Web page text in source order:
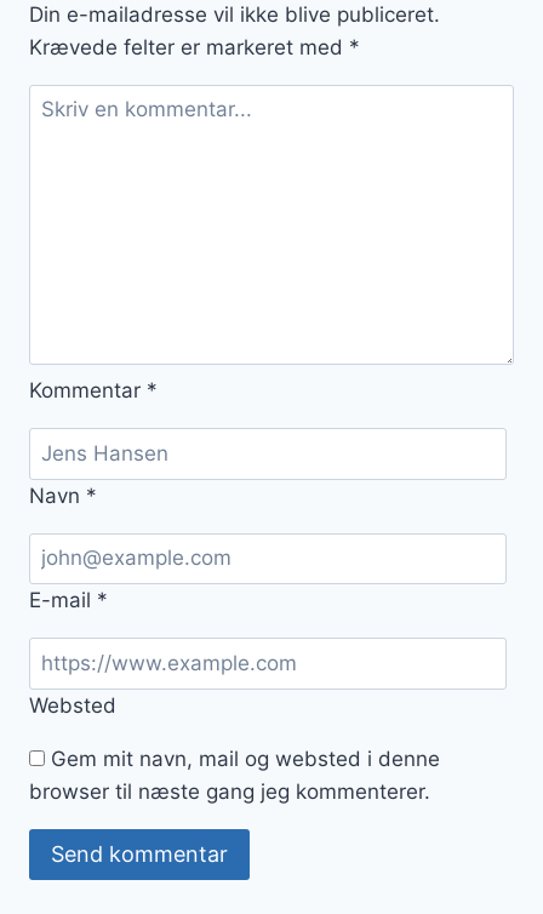
Din e-mailadresse vil ikke blive publiceret.
Krævede felter er markeret med *
Kommentar *
Navn *
E-mail *
Websted
Gem mit navn, mail og websted i denne
browser til næste gang jeg kommenterer.